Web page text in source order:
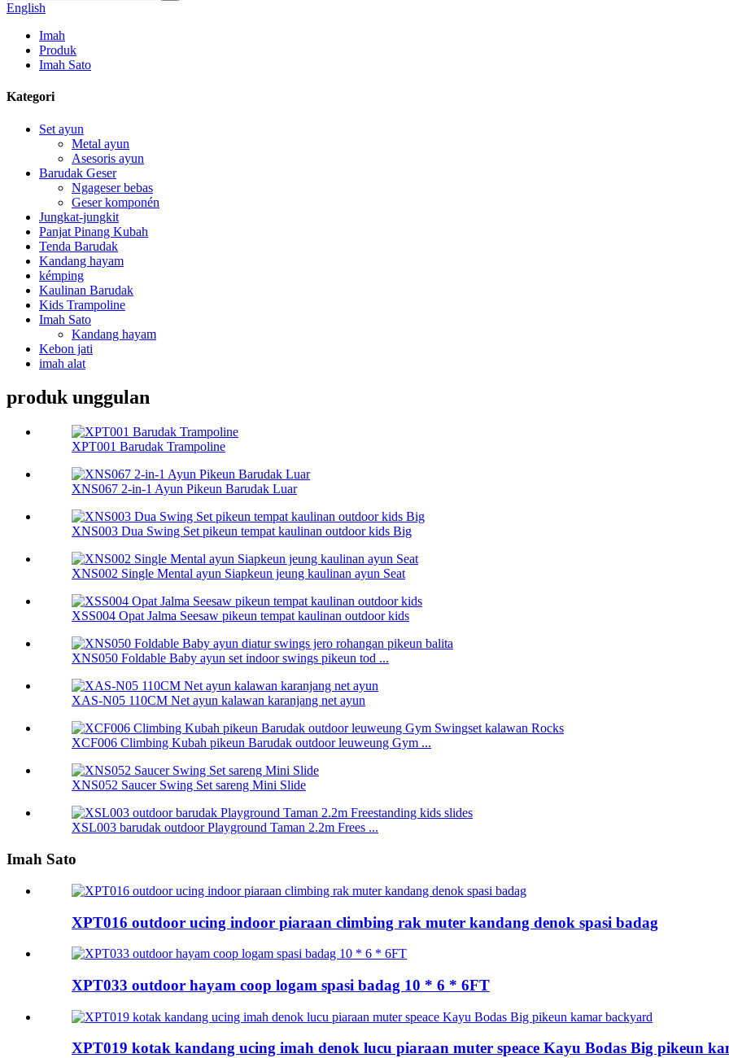
English
Imah
Produk
Imah Sato
Kategori
Set ayun
Metal ayun
Asesoris ayun
Barudak Geser
Ngageser bebas
Geser komponén
Jungkat-jungkit
Panjat Pinang Kubah
Tenda Barudak
Kandang hayam
kémping
Kaulinan Barudak
Kids Trampoline
Imah Sato
Kandang hayam
Kebon jati
imah alat
produk unggulan
XPT001 Barudak Trampoline
XNS067 2-in-1 Ayun Pikeun Barudak Luar
XNS003 Dua Swing Set pikeun tempat kaulinan outdoor kids Big
XNS002 Single Mental ayun Siapkeun jeung kaulinan ayun Seat
XSS004 Opat Jalma Seesaw pikeun tempat kaulinan outdoor kids
XNS050 Foldable Baby ayun set indoor swings pikeun tod ...
XAS-N05 110CM Net ayun kalawan karanjang net ayun
XCF006 Climbing Kubah pikeun Barudak outdoor leuweung Gym ...
XNS052 Saucer Swing Set sareng Mini Slide
XSL003 barudak outdoor Playground Taman 2.2m Frees ...
Imah Sato
XPT016 outdoor ucing indoor piaraan climbing rak muter kandang denok spasi badag
XPT033 outdoor hayam coop logam spasi badag 10 * 6 * 6FT
XPT019 kotak kandang ucing imah denok lucu piaraan muter speace Kayu Bodas Big pikeun